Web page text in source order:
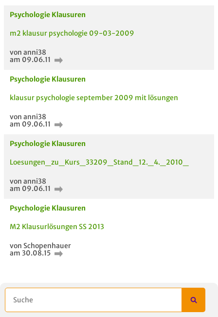
Psychologie Klausuren
m2 klausur psychologie 09-03-2009
von anni38
am 09.06.11
Psychologie Klausuren
klausur psychologie september 2009 mit lösungen
von anni38
am 09.06.11
Psychologie Klausuren
Loesungen_zu_Kurs_33209_Stand_12._4._2010_
von anni38
am 09.06.11
Psychologie Klausuren
M2 Klausurlösungen SS 2013
von Schopenhauer
am 30.08.15